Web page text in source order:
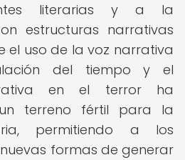
literarias y a la
estructuras narrativas
el uso de la voz narrativa
del tiempo y el
en el terror ha
terreno fértil para la
permitiendo a los
formas de generar